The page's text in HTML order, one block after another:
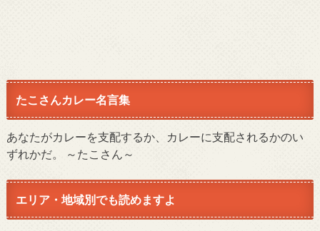
たこさんカレー名言集
あなたがカレーを支配するか、カレーに支配されるかのい
ずれかだ。 ～たこさん～
エリア・地域別でも読めますよ